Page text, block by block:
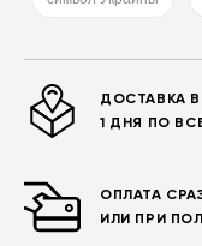
ДОСТАВКА В
1 ДНЯ ПО
ОПЛАТА
ИЛИ ПРИ